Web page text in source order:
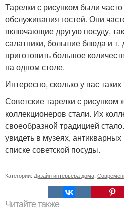
Тарелки с рисунком были
обслуживания гостей. Они
включающие другую посуду,
салатники, большие блюда и т.
приготовить большое
на одном столе.
Интересно, сколько у вас таких
Советские тарелки с
коллекционеров стали. Их
своеобразной традицией
увидеть в музеях,
списке советской посуды.
Категории: Дизайн интерьера дома
Читайте также